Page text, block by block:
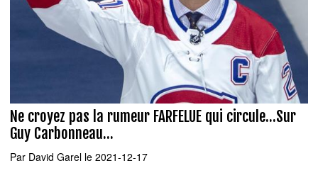
Ne croyez pas la rumeur FARFELUE qui circule...Sur
Guy Carbonneau...
Par David Garel le 2021-12-17